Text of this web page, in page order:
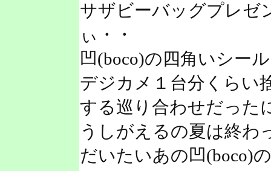
サザビーバッグプレゼ
ぃ・・
凹(boco)の四角いシー
デジカメ１台分くらい
する巡り合わせだった
うしがえるの夏は終わ
だいたいあの凹(boco)